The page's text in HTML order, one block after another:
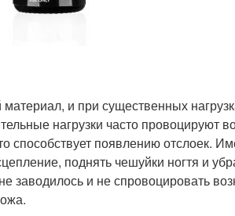
и при существенных
нагрузки часто провоцируют
способствует появлению отслоек.
поднять чешуйки ногтя и
заводилось и не спровоцировать